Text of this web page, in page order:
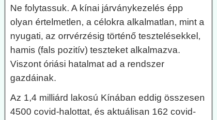
Ne folytassuk. A kínai járványkezelés épp
olyan értelmetlen, a célokra alkalmatlan, mint a
nyugati, az orrvérzésig történő tesztelésekkel,
hamis (fals pozitív) teszteket alkalmazva.
Viszont óriási hatalmat ad a rendszer
gazdáinak.
Az 1,4 milliárd lakosú Kínában eddig összesen
4500 covid-halottat, és aktuálisan 162 covid-